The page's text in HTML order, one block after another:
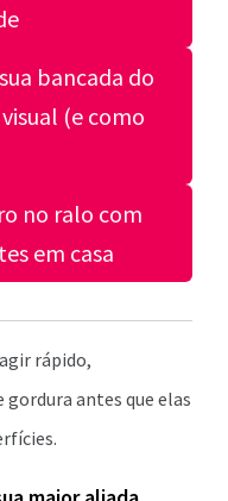
bancada do
(e como
no ralo com
em casa
rápido,
antes que elas